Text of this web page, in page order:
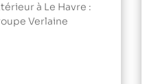
à Le Havre :
Verlaine